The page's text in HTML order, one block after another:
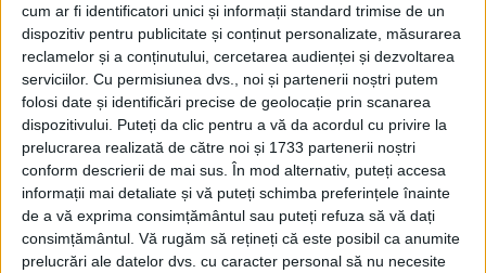
cum ar fi identificatori unici și informații standard trimise de un
dispozitiv pentru publicitate și conținut personalizate, măsurarea
reclamelor și a conținutului, cercetarea audienței și dezvoltarea
serviciilor. Cu permisiunea dvs., noi și partenerii noștri putem
folosi date și identificări precise de geolocație prin scanarea
dispozitivului. Puteți da clic pentru a vă da acordul cu privire la
prelucrarea realizată de către noi și 1733 partenerii noștri
conform descrierii de mai sus. În mod alternativ, puteți accesa
informații mai detaliate și vă puteți schimba preferințele înainte
de a vă exprima consimțământul sau puteți refuza să vă dați
consimțământul. Vă rugăm să rețineți că este posibil ca anumite
prelucrări ale datelor dvs. cu caracter personal să nu necesite
ARTICOLE ONLINE
Ministrul rus al apărării s-a întâlnit cu Kim Jong-un:
„Întâlnirea are scopul de a consolida cooperarea între
departamentele noastre de apărare”
Liderul nord-coreean Kim Jong Un s-a întâlnit cu ministrul rus
al apărării, Serghei Șoigu, pentru a...